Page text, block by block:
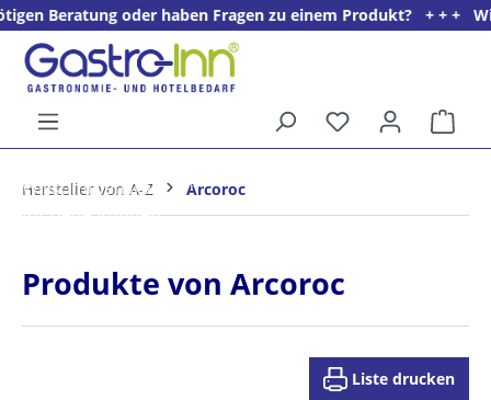
springen
oder haben Fragen zu einem Produkt? + + + Wir freuen
Willkommens­rabatt**
für neue Kunden
Hersteller von A-Z Arcoroc
Produkte von Arcoroc
Liste drucken